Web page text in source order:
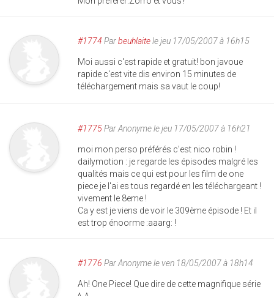
#1774 Parbeuhlaitele jeu 17/05/2007 à 16h15
Moi aussi c'est rapide et gratuit! bon javoue
rapide c'est vite dis environ 15 minutes de
téléchargement mais sa vaut le coup!
#1775ParAnonymele jeu 17/05/2007 à 16h21
moi mon perso préférés c'est nico robin !
dailymotion : je regarde les épisodes malgré les
qualités mais ce qui est pour les film de one
piece je l'ai es tous regardé en les téléchargeant !
vivement le 8eme !
Ca y est je viens de voir le 309ème épisode ! Et il
est trop énoorme :aaarg: !
#1776 ParAnonymele ven 18/05/2007 à 18h14
Ah! One Piece! Que dire de cette magnifique série